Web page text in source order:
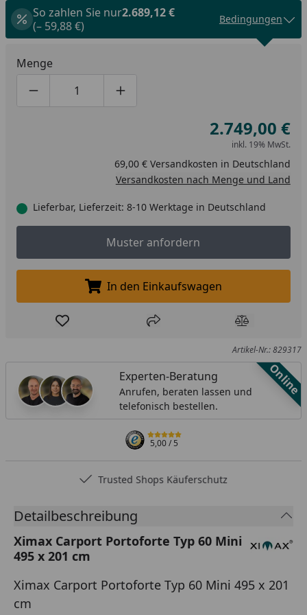
So zahlen Sie nur2.689,12 €
(– 59,88 €)
Bedingungen
Menge
Produktmenge um eins verringern
Produktmenge manuell eingeben
Produktmenge um eins erhöhen
2.749,00 €
inkl. 19% MwSt.
69,00 € Versandkosten in Deutschland
Versandkosten nach Menge und Land
Lieferbar, Lieferzeit: 8-10 Werktage in Deutschland
Muster anfordern
Muster anfordern
In den Einkaufswagen legen
In den Einkaufswagen
Produkt zur Wunschliste hinzufügen
Teilen Produkt
Artikel-Nr.: 829317
Online
Experten-Beratung
Anrufen, beraten lassen und
telefonisch bestellen.
5,00/ 5
Trusted Shops Käuferschutz
Detailbeschreibung
Ximax Carport Portoforte Typ 60 Mini
495 x 201 cm
Ximax Carport Portoforte Typ 60 Mini 495 x 201
cm